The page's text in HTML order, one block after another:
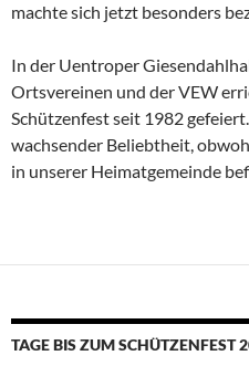
machte sich jetzt besonders
In der Uentroper
Ortsvereinen und der VEW
Schützenfest seit 1982
wachsender Beliebtheit,
in unserer Heimatgemeinde
TAGE BIS ZUM SCHÜTZENFEST